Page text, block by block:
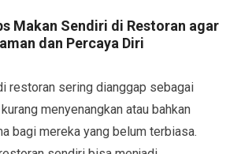
Makan Sendiri di Restoran agar
dan Percaya Diri
restoran sering dianggap sebagai
menyenangkan atau bahkan
bagi mereka yang belum terbiasa.